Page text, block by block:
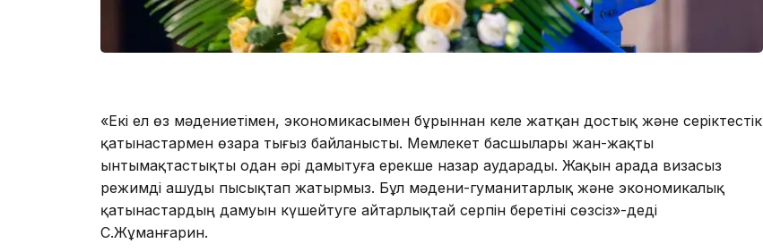
«Екі ел өз мәдениетімен, экономикасымен бұрыннан келе жатқан достық және серіктестік
қатынастармен өзара тығыз байланысты. Мемлекет басшылары жан-жақты
ынтымақтастықты одан әрі дамытуға ерекше назар аударады. Жақын арада визасыз
режимді ашуды пысықтап жатырмыз. Бұл мәдени-гуманитарлық және экономикалық
қатынастардың дамуын күшейтуге айтарлықтай серпін беретіні сөзсіз»-деді
С.Жұманғарин.